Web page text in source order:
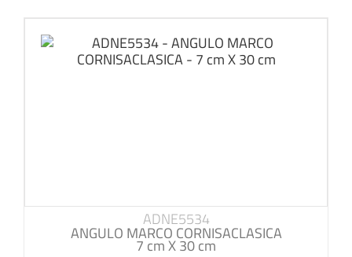
ADNE5534
ANGULO MARCO CORNISACLASICA
7 cm X 30 cm